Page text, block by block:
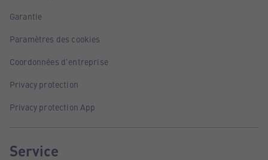
Garantie
Paramètres des cookies
Coordonnées d'entreprise
Privacy protection
Privacy protection App
Service